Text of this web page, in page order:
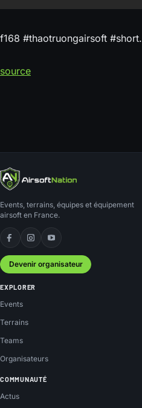
f168 #thaotruongairsoft #short.
source
Events, terrains, équipes et équipement
airsoft en France.
Facebook
Instagram
YouTube
Devenir organisateur
EXPLORER
Events
Terrains
Teams
Organisateurs
COMMUNAUTÉ
Actus